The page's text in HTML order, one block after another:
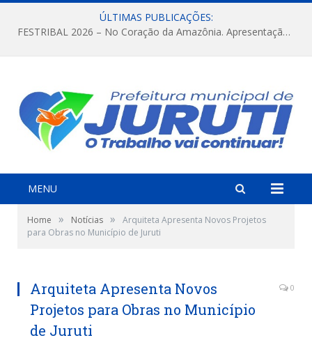
ÚLTIMAS PUBLICAÇÕES:
FESTRIBAL 2026 – No Coração da Amazônia. Apresentação da Munduruku.
MENU
Home » Notícias »
Arquiteta Apresenta Novos Projetos
para Obras no Município de Juruti
Arquiteta Apresenta Novos
Projetos para Obras no Município
de Juruti
0